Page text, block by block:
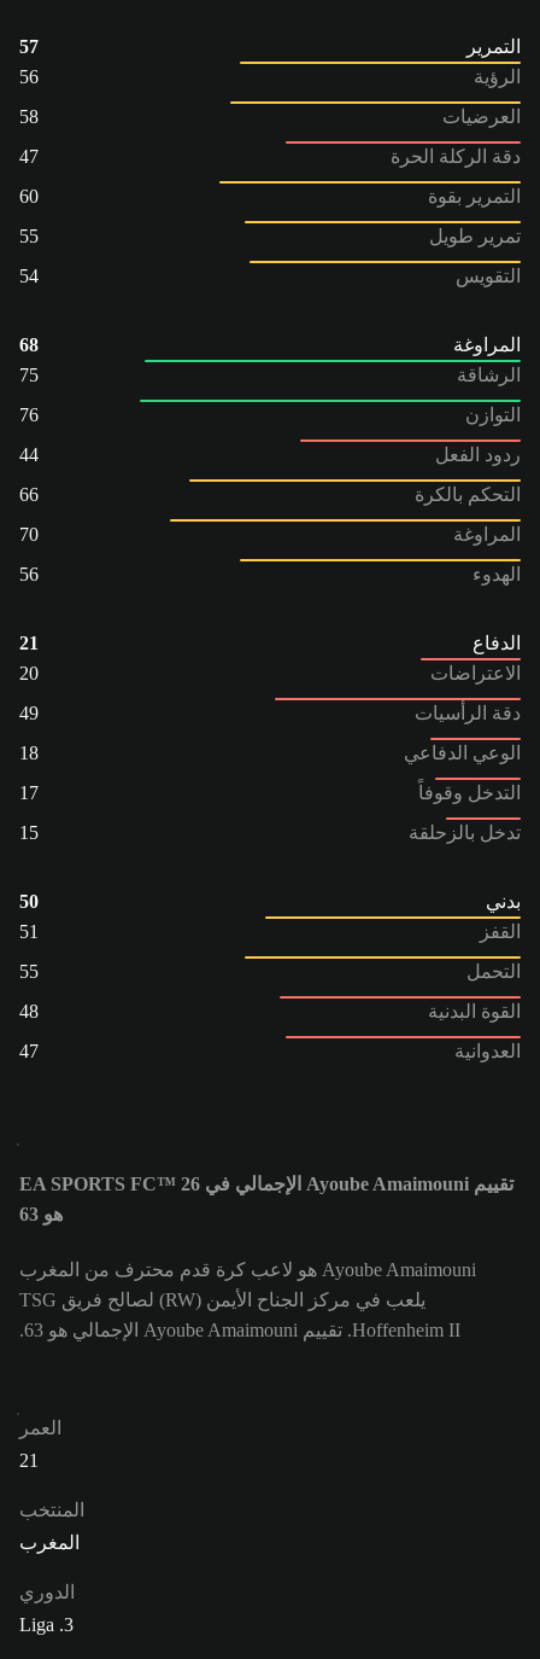
التمرير
57
الرؤية
56
العرضيات
58
دقة الركلة الحرة
47
التمرير بقوة
60
تمرير طويل
55
التقويس
54
المراوغة
68
الرشاقة
75
التوازن
76
ردود الفعل
44
التحكم بالكرة
66
المراوغة
70
الهدوء
56
الدفاع
21
الاعتراضات
20
دقة الرأسيات
49
الوعي الدفاعي
18
التدخل وقوفاً
17
تدخل بالزحلقة
15
بدني
50
القفز
51
التحمل
55
القوة البدنية
48
العدوانية
47
تقييم Ayoube Amaimouni الإجمالي في EA SPORTS FC™ 26
هو 63
Ayoube Amaimouni هو لاعب كرة قدم محترف من المغرب
يلعب في مركز الجناح الأيمن (RW) لصالح فريق TSG
Hoffenheim II. تقييم Ayoube Amaimouni الإجمالي هو 63.
العمر
21
المنتخب
المغرب
الدوري
3. Liga